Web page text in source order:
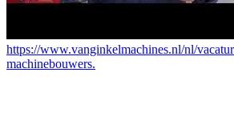
https://www.vanginkelmachines.nl/nl/
machinebouwers.